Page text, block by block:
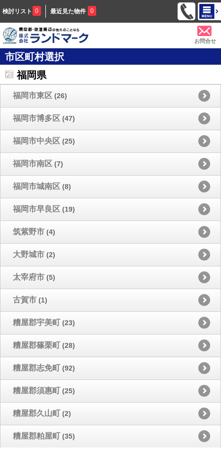
検討リスト 0 最近見た物件 0
お問合せ
市区町村選択
福岡県
福岡市東区 (26)
福岡市博多区 (47)
福岡市中央区 (25)
福岡市南区 (7)
福岡市城南区 (8)
福岡市早良区 (19)
筑紫野市 (4)
大野城市 (2)
太宰府市 (5)
古賀市 (1)
糟屋郡宇美町 (23)
糟屋郡篠栗町 (28)
糟屋郡志免町 (92)
糟屋郡須惠町 (25)
糟屋郡久山町 (2)
糟屋郡粕屋町 (35)